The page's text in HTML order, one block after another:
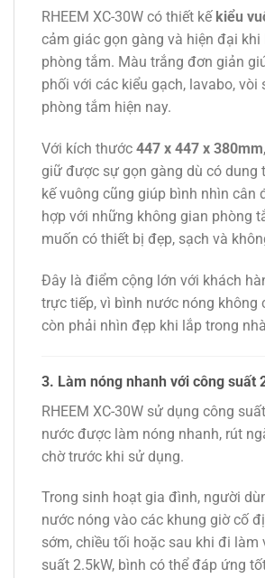
RHEEM XC-30W có thiết kế kiểu
cảm giác gọn gàng và hiện đại khi
phòng tắm. Màu trắng đơn giản
phối với các kiểu gạch, lavabo, vòi
phòng tắm hiện nay.
Với kích thước 447 x 447 x 380mm
giữ được sự gọn gàng dù có dung
kế vuông cũng giúp bình nhìn cân
hợp với những không gian phòng
muốn có thiết bị đẹp, sạch và
Đây là điểm cộng lớn với khách
trực tiếp, vì bình nước nóng không
còn phải nhìn đẹp khi lắp trong
3. Làm nóng nhanh với công suất
RHEEM XC-30W sử dụng công suất
nước được làm nóng nhanh, rút
chờ trước khi sử dụng.
Trong sinh hoạt gia đình, người
nước nóng vào các khung giờ cố
sớm, chiều tối hoặc sau khi đi làm
suất 2.5kW, bình có thể đáp ứng